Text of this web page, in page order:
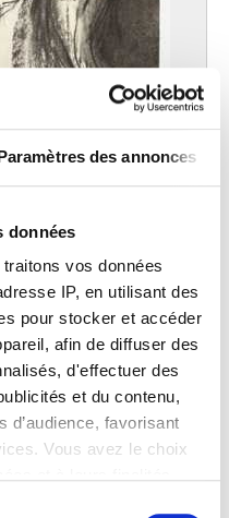
des annonces
données
traitons vos données
IP, en utilisant des
pour stocker et accéder
afin de diffuser des
d'effectuer des
et du contenu,
d’audience, favorisant
Vous avez le choix